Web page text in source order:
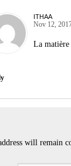
ITHAA
Nov 12,
La matière
will remain